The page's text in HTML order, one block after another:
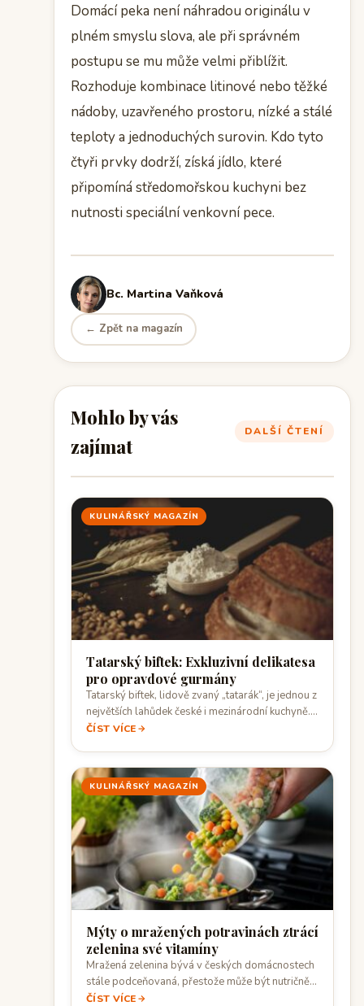
Domácí peka není náhradou originálu v
plném smyslu slova, ale při správném
postupu se mu může velmi přiblížit.
Rozhoduje kombinace litinové nebo těžké
nádoby, uzavřeného prostoru, nízké a stálé
teploty a jednoduchých surovin. Kdo tyto
čtyři prvky dodrží, získá jídlo, které
připomíná středomořskou kuchyni bez
nutnosti speciální venkovní pece.
Bc. Martina Vaňková
← Zpět na magazín
Mohlo by vás
zajímat
DALŠÍ ČTENÍ
KULINÁŘSKÝ MAGAZÍN
Tatarský biftek: Exkluzivní delikatesa
pro opravdové gurmány
Tatarský biftek, lidově zvaný „tatarák“, je jednou z
největších lahůdek české i mezinárodní kuchyně.…
ČÍST VÍCE
KULINÁŘSKÝ MAGAZÍN
Mýty o mražených potravinách ztrácí
zelenina své vitamíny
Mražená zelenina bývá v českých domácnostech
stále podceňovaná, přestože může být nutričně
velmi blízko…
ČÍST VÍCE